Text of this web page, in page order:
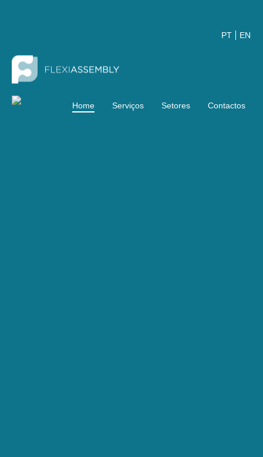
PT EN
Home Serviços Setores Contactos